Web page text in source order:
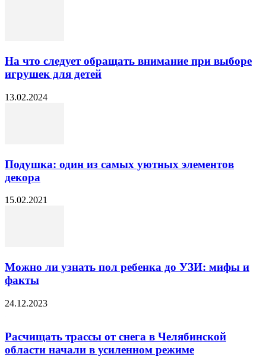
На что следует обращать внимание при выборе
игрушек для детей
13.02.2024
Подушка: один из самых уютных элементов
декора
15.02.2021
Можно ли узнать пол ребенка до УЗИ: мифы и
факты
24.12.2023
Расчищать трассы от снега в Челябинской
области начали в усиленном режиме